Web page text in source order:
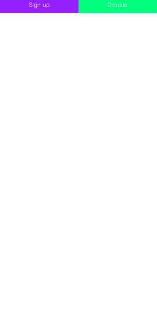
libertad.
Sign up Donate